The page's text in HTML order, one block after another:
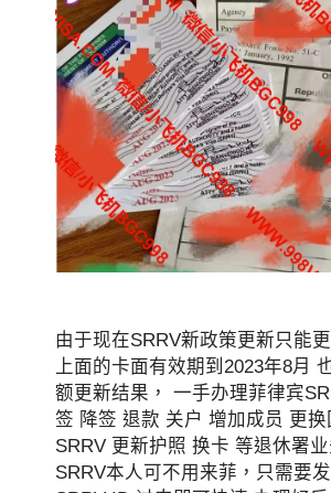
由于现在SRRV新政策更新只能
上面的卡面有效期到2023年8月
额更新结果， 一手办理菲律宾
签 降签 退款 关户 增加成员 更换
SRRV 更新护照 换卡 等退休署
SRRV本人可不用来菲，只需要